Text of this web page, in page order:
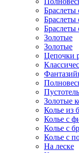
Браслеты
Браслеты
Браслеты
Золотые
Золотые
Цепочки
Золотые
Колье из
Колье с
Колье с
Колье с
На леске